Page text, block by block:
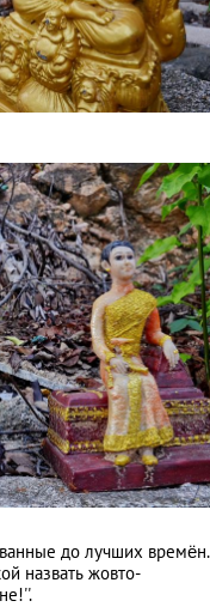
до лучших времён.
назвать жовто-